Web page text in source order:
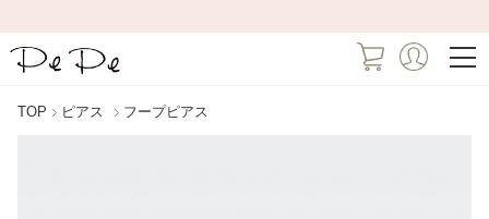
TOP ピアス フープピアス